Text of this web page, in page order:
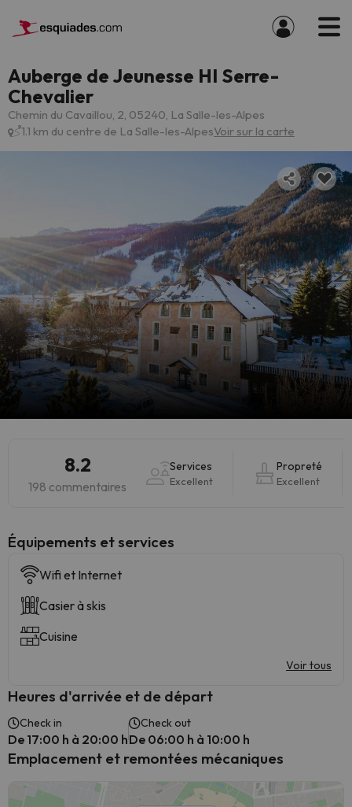
Auberge de Jeunesse HI Serre-
Chevalier
Chemin du Cavaillou, 2, 05240, La Salle-les-Alpes
1.1 km du centre de La Salle-les-AlpesVoir sur la carte
8.2
198 commentaires
Services
Excellent
Propreté
Excellent
​Équipements et services
Wifi et Internet
Casier à skis
Cuisine
Voir tous
Heures d'arrivée et de départ
Check in
De 17:00 h à 20:00 h
Check out
De 06:00 h à 10:00 h
Emplacement et remontées mécaniques